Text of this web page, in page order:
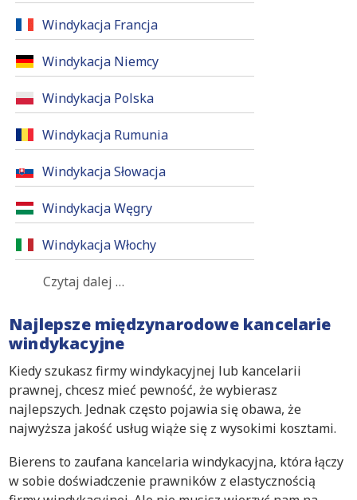
Windykacja Francja
Windykacja Niemcy
Windykacja Polska
Windykacja Rumunia
Windykacja Słowacja
Windykacja Węgry
Windykacja Włochy
Czytaj dalej …
Najlepsze międzynarodowe kancelarie
windykacyjne
Kiedy szukasz firmy windykacyjnej lub kancelarii
prawnej, chcesz mieć pewność, że wybierasz
najlepszych. Jednak często pojawia się obawa, że
najwyższa jakość usług wiąże się z wysokimi kosztami.
Bierens to zaufana kancelaria windykacyjna, która łączy
w sobie doświadczenie prawników z elastycznością